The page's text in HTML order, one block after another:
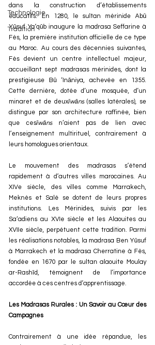
Technologie
Tradition
dans la construction d’établissements
éducatifs. En 1280, le sultan mérinide Abū
Yūsuf Ya‘qūb inaugure la madrasa Seffarine à
Fès, la première institution officielle de ce type
au Maroc. Au cours des décennies suivantes,
Fès devient un centre intellectuel majeur,
accueillant sept madrasas mérinides, dont la
prestigieuse Bū ‘Ināniya, achevée en 1355.
Cette dernière, dotée d’une mosquée, d’un
minaret et de deuxīwāns (salles latérales), se
distingue par son architecture raffinée, bien
que cesīwāns n’aient pas de lien avec
l’enseignement multirituel, contrairement à
leurs homologues orientaux.
Le mouvement des madrasas s’étend
rapidement à d’autres villes marocaines. Au
XIVe siècle, des villes comme Marrakech,
Meknès et Salé se dotent de leurs propres
institutions. Les Mérinides, suivis par les
Sa‘adiens au XVIe siècle et les Alaouites au
XVIIe siècle, perpétuent cette tradition. Parmi
les réalisations notables, la madrasa Ben Yūsuf
à Marrakech et la madrasa Cherratine à Fès,
fondée en 1670 par le sultan alaouite Moulay
ar-Rashīd, témoignent de l’importance
accordée à ces centres d’apprentissage.
Les Madrasas Rurales : Un Savoir au Cœur des
Campagnes
Contrairement à une idée répandue, les